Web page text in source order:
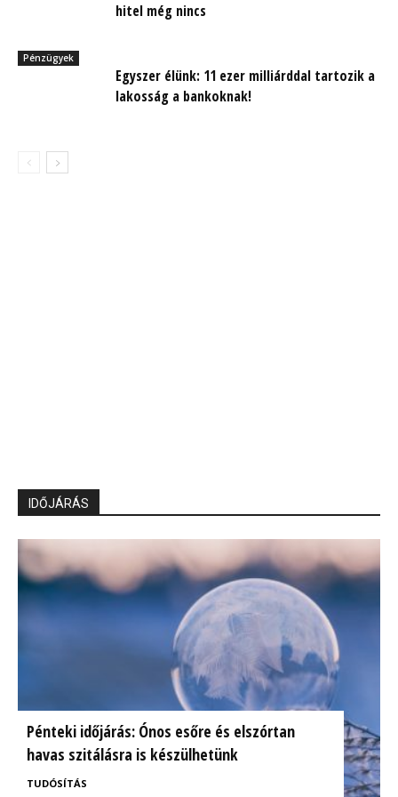
hitel még nincs
Pénzügyek
Egyszer élünk: 11 ezer milliárddal tartozik a
lakosság a bankoknak!
IDŐJÁRÁS
Pénteki időjárás: Ónos esőre és elszórtan
havas szitálásra is készülhetünk
TUDÓSÍTÁS